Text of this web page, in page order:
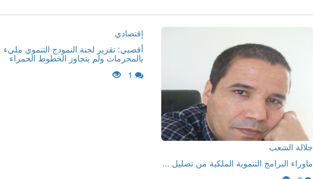
إقتصادي
أقصبي: تقرير لجنة النمودج التنموي مليء
بالمحرمات ولم يتجاوز الخطوط الحمراء
جلالة الشعب
ماوراء البرامج التنموية الملكية من تضليل ...